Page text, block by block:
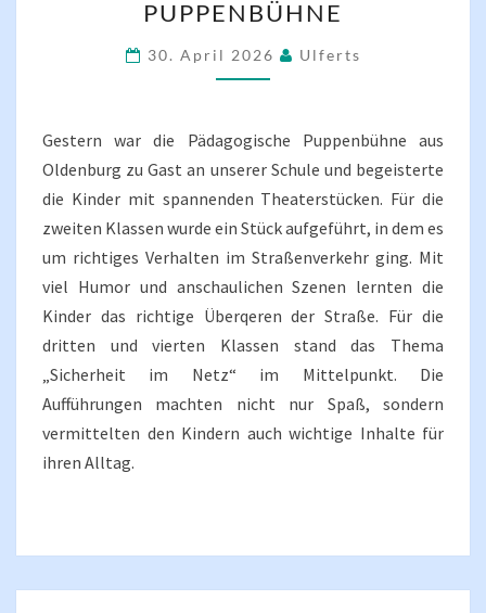
PUPPENBÜHNE
PUPPENBÜHNE
30. April 2026 Ulferts
Gestern war die Pädagogische Puppenbühne aus
Oldenburg zu Gast an unserer Schule und begeisterte
die Kinder mit spannenden Theaterstücken. Für die
zweiten Klassen wurde ein Stück aufgeführt, in dem es
um richtiges Verhalten im Straßenverkehr ging. Mit
viel Humor und anschaulichen Szenen lernten die
Kinder das richtige Überqeren der Straße. Für die
dritten und vierten Klassen stand das Thema
„Sicherheit im Netz“ im Mittelpunkt. Die
Aufführungen machten nicht nur Spaß, sondern
vermittelten den Kindern auch wichtige Inhalte für
ihren Alltag.